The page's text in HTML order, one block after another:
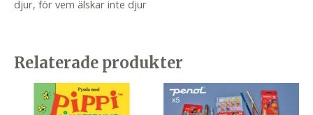
djur, för vem älskar inte djur
Relaterade produkter